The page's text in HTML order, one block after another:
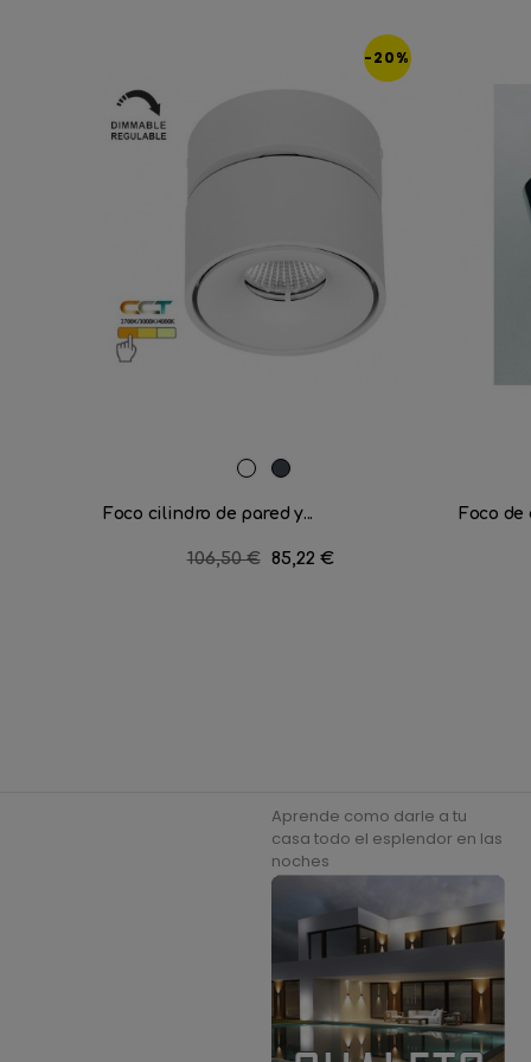
-20%
BlancoNegro
Foco cilindro de pared y...
Precio
106,50 € Precio
85,22 €
Foco de
Aprende como darle a tu
casa todo el esplendor en las
noches